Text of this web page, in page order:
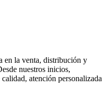
en la venta, distribución y
nuestros inicios,
atención personalizada